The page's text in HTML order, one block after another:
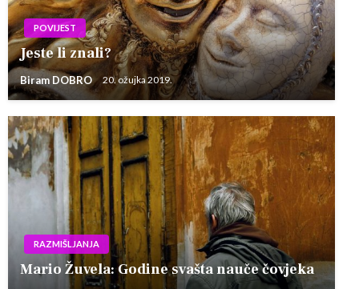
POVIJEST
Jeste li znali?
Biram DOBRO 20. ožujka 2019.
RAZMIŠLJANJA
Mario Žuvela: Godine svašta nauče čovjeka